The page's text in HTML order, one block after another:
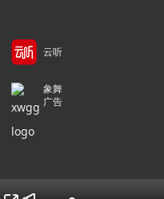
云听
象舞
广告